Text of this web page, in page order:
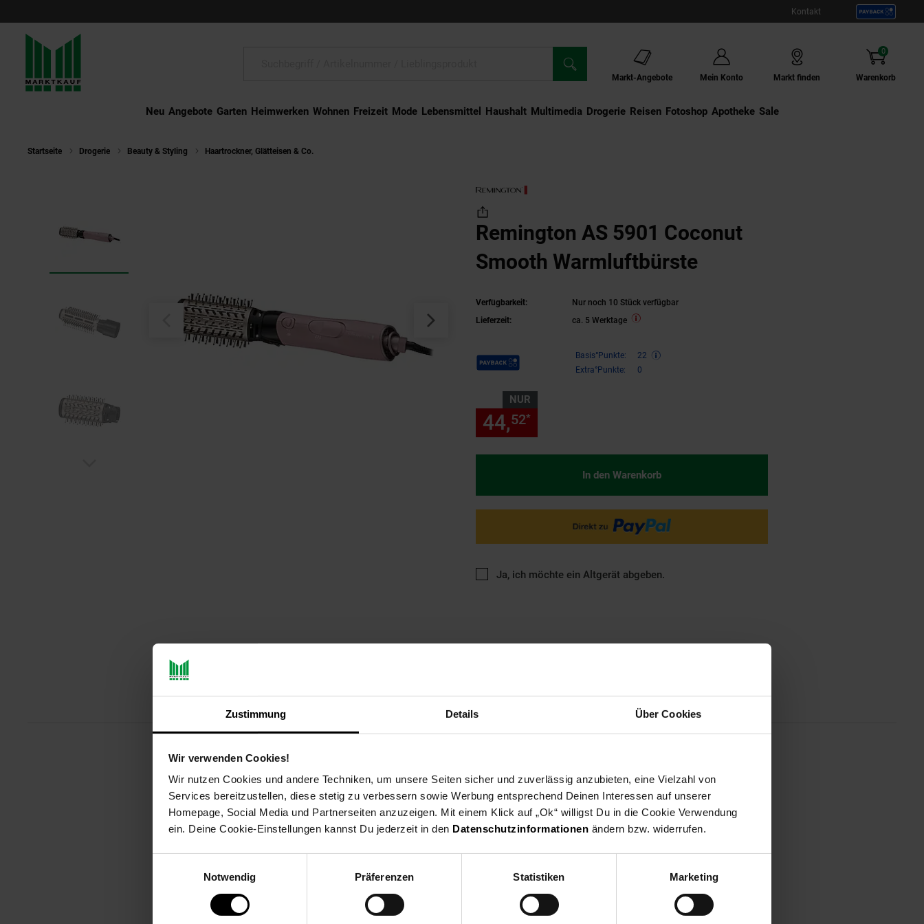
Zustimmung Details Über Cookies
Wir verwenden Cookies!
Wir nutzen Cookies und andere Techniken, um unsere Seiten sicher und zuverlässig anzubieten, eine Vielzahl von
Services bereitzustellen, diese stetig zu verbessern sowie Werbung entsprechend Deinen Interessen auf unserer
Homepage, Social Media und Partnerseiten anzuzeigen. Mit einem Klick auf „Ok“ willigst Du in die Cookie Verwendung
ein. Deine Cookie-Einstellungen kannst Du jederzeit in den Datenschutzinformationen ändern bzw. widerrufen.
Notwendig
Präferenzen Statistiken Marketing
Kontakt
Markt-Angebote Mein Konto Markt finden Warenkorb
0
Artikel
Neu Angebote Garten Heimwerken Wohnen Freizeit Mode Lebensmittel Haushalt Multimedia Drogerie Externer Link:
Reisen Externer Link:
Fotoshop Externer Link:
Apotheke Sale
Startseite Drogerie Beauty & Styling Haartrockner, Glätteisen & Co.
Remington AS 5901 Coconut
Smooth Warmluftbürste
Verfügbarkeit:
Nur noch 10 Stück verfügbar
Lieferzeit:
ca. 5 Werktage
Payback Punkte Basis°Punkte:
22
Extra°Punkte:
0
NUR
44,52*
In den Warenkorb
Ja, ich möchte ein Altgerät abgeben.
Mit der 1000 Watt starken Cocconut Smooth rotierende Warmluftbürste AS 5901 ist im Handumdrehen das Trocknen und Stylen der
Haare möglich. Die hochwertige Keramikbeschichtung ist angereichert mit Wirkstoffen der Kokosnuss,die das Haar bändigen und
den ganzen Tag vor Frizz schützen.
Artikelnummer: 3093625000
EAN: 5038061138290